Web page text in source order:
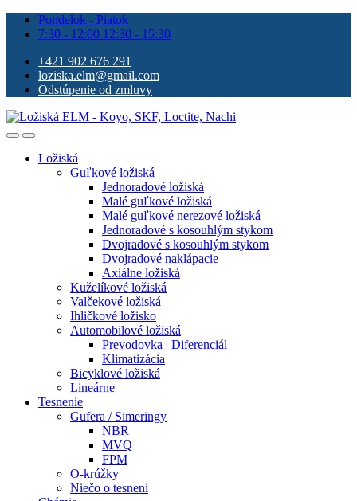
Pondelok - Piatok
7:30 - 12:00 12:30 - 15:30
+421 902 676 291
loziska.elm@gmail.com
Odstúpenie od zmluvy
Ložiská
Guľkové ložiská
Jednoradové ložiská
Malé guľkové ložiská
Malé guľkové nerezové ložiská
Jednoradové s kosouhlým stykom
Dvojradové s kosouhlým stykom
Dvojradové naklápacie
Axiálne ložiská
Kuželíkové ložiská
Valčekové ložiská
Ihličkové ložisko
Automobilové ložiská
Prevodovka | Diferenciál
Klimatizácia
Bicyklové ložiská
Lineárne
Tesnenie
Gufera / Simeringy
NBR
MVQ
FPM
O-krúžky
Niečo o tesneni